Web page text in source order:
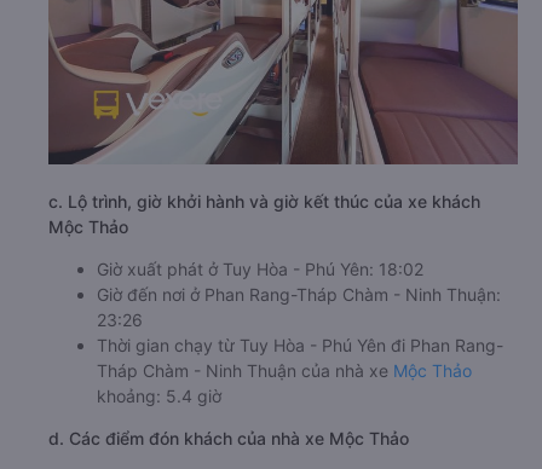
c. Lộ trình, giờ khởi hành và giờ kết thúc của xe khách
Mộc Thảo
Giờ xuất phát ở Tuy Hòa - Phú Yên: 18:02
Giờ đến nơi ở Phan Rang-Tháp Chàm - Ninh Thuận:
23:26
Thời gian chạy từ Tuy Hòa - Phú Yên đi Phan Rang-
Tháp Chàm - Ninh Thuận của nhà xe Mộc Thảo
khoảng: 5.4 giờ
d. Các điểm đón khách của nhà xe Mộc Thảo